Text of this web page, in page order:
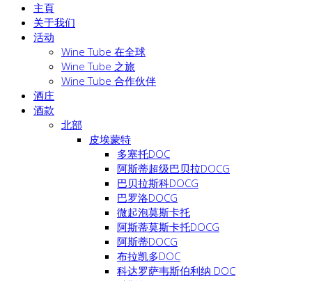
主頁
关于我们
活动
Wine Tube 在全球
Wine Tube 之旅
Wine Tube 合作伙伴
酒庄
酒款
北部
皮埃蒙特
多塞托DOC
阿斯蒂超级巴贝拉DOCG
巴贝拉斯科DOCG
巴罗洛DOCG
微起泡莫斯卡托
阿斯蒂莫斯卡托DOCG
阿斯蒂DOCG
布拉凯多DOC
科达罗萨韦斯伯利纳 DOC